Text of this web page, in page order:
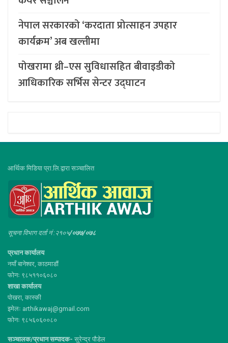
नेपाल सरकारको ‘करदाता प्रोत्साहन उपहार
कार्यक्रम’ अब खल्तीमा
पोखरामा थ्री–एस सुविधासहित बीवाइडीको
आधिकारिक सर्भिस सेन्टर उद्घाटन
आर्थिक मिडिया प्रा.लि.द्वारा सञ्चालित
सूचना विभाग दर्ता नं :२१०५/०७७/०७८
प्रधान कार्यालय
नयाँ बानेश्वर, काठमाडौं
फोनः ९८५११०६०८०
शाखा कार्यालय
पोखरा, कास्की
इमेलः arthikawaj@gmail.com
फोनः ९८५६०६००८०
सञ्चालक/प्रधान सम्पादक- सुरेन्द्र पौडेल